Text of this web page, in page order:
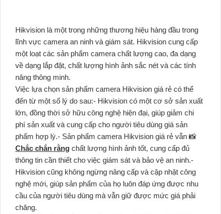
Hikvision là một trong những thương hiệu hàng đầu trong
lĩnh vực camera an ninh và giám sát. Hikvision cung cấp
một loạt các sản phẩm camera chất lượng cao, đa dạng
về dạng lắp đặt, chất lượng hình ảnh sắc nét và các tính
năng thông minh.
Việc lựa chọn sản phẩm camera Hikvision giá rẻ có thể
đến từ một số lý do sau:- Hikvision có một cơ sở sản xuất
lớn, đồng thời sở hữu công nghệ hiện đại, giúp giảm chi
phí sản xuất và cung cấp cho người tiêu dùng giá sản
phẩm hợp lý.- Sản phẩm camera Hikvision giá rẻ vẫn 📸
Chắc chắn rằng chất lượng hình ảnh tốt, cung cấp đủ
thông tin cần thiết cho việc giám sát và bảo vệ an ninh.-
Hikvision cũng không ngừng nâng cấp và cập nhật công
nghệ mới, giúp sản phẩm của họ luôn đáp ứng được nhu
cầu của người tiêu dùng mà vẫn giữ được mức giá phải
chăng.